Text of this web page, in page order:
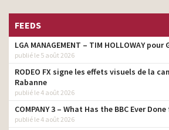
FEEDS
LGA MANAGEMENT – TIM HOLLOWAY pour
publié le 5 août 2026
RODEO FX signe les effets visuels de la
Rabanne
publié le 4 août 2026
COMPANY 3 – What Has the BBC Ever
publié le 4 août 2026